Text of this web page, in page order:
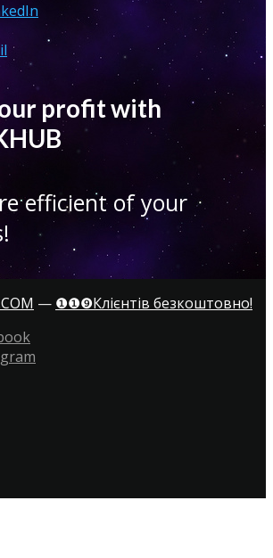
profit with
efficient of your
— ❶❶❾Клієнтів безкоштовно!